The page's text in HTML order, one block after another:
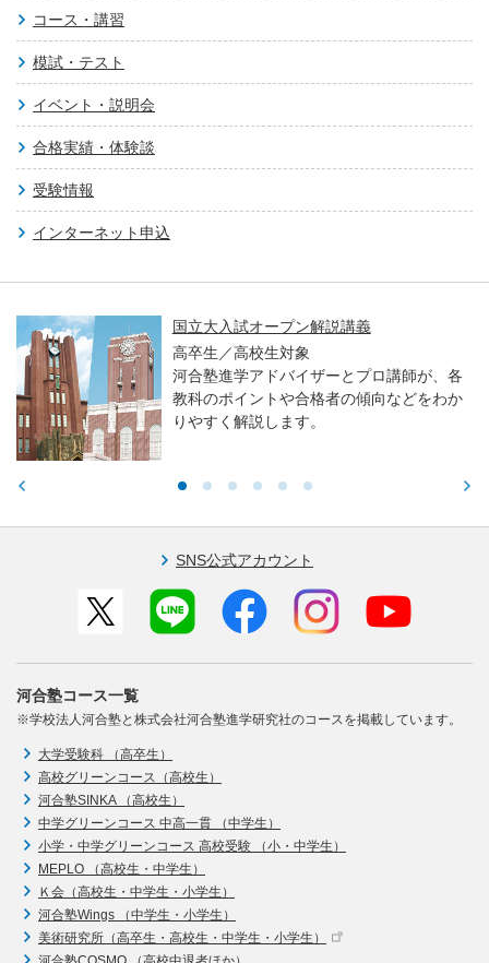
コース・講習
模試・テスト
イベント・説明会
合格実績・体験談
受験情報
インターネット申込
国立大入試オープン解説講義
高卒生／高校生対象
河合塾進学アドバイザーとプロ講師が、各
教科のポイントや合格者の傾向などをわか
りやすく解説します。
SNS公式アカウント
河合塾コース一覧
※学校法人河合塾と株式会社河合塾進学研究社のコースを掲載しています。
大学受験科 （高卒生）
高校グリーンコース（高校生）
河合塾SINKA （高校生）
中学グリーンコース 中高一貫 （中学生）
小学・中学グリーンコース 高校受験 （小・中学生）
MEPLO （高校生・中学生）
Ｋ会（高校生・中学生・小学生）
河合塾Wings （中学生・小学生）
美術研究所（高卒生・高校生・中学生・小学生）